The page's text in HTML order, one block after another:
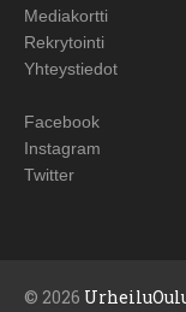
Mediakortti
Rekrytointi
Yhteystiedot
Facebook
Instagram
Twitter
© 2026